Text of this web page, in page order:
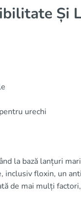
Și
urechi
la bază lanțuri
inclusiv floxin, un
de mai mulți